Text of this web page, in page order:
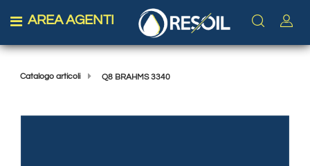
Open menu
AREA AGENTI
Catalogo articoli Q8 BRAHMS 3340